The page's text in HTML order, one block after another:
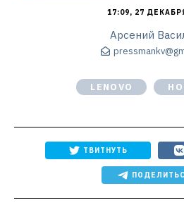
17:09, 27
Арсений
LENOVO
ТВИТНУТЬ